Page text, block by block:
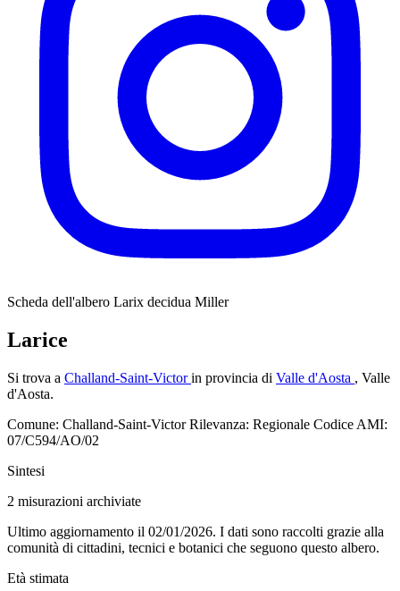
Scheda dell'albero Larix decidua Miller
Larice
Si trova a Challand-Saint-Victorin provincia di Valle d'Aosta , Valle
d'Aosta.
Comune: Challand-Saint-VictorRilevanza: Regionale Codice AMI:
07/C594/AO/02
Sintesi
2 misurazioni archiviate
Ultimo aggiornamento il 02/01/2026. I dati sono raccolti grazie alla
comunità di cittadini, tecnici e botanici che seguono questo albero.
Età stimata